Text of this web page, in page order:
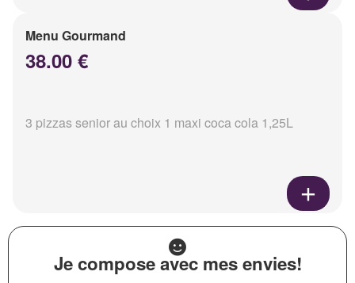
Menu Gourmand
38.00 €
3 pizzas senior au choix 1 maxi coca cola 1,25L
Je compose avec mes envies!